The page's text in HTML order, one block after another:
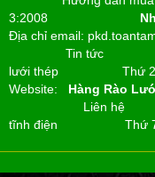
3:2008 Nhà
Địa chỉ email:
Tin tức
lưới thép
Thứ
Website: Hàng Rào
Liên hệ
tĩnh điện
Thứ